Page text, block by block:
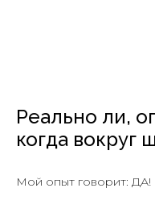
Реально ли,
когда вокруг
Мой опыт говорит: ДА!